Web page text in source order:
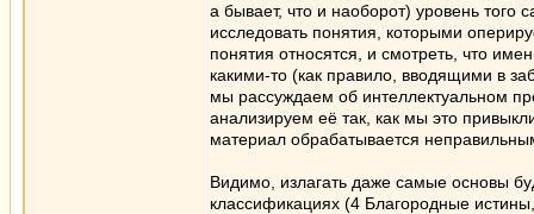
а бывает, что и наоборот) уровень того
исследовать понятия, которыми
понятия относятся, и смотреть, что
какими-то (как правило, вводящими в
мы рассуждаем об интеллектуальном
анализируем её так, как мы это
материал обрабатывается
Видимо, излагать даже самые основы
классификациях (4 Благородные